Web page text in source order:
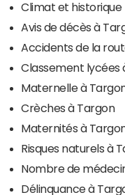
Climat et
Avis de décès à
Accidents de la
Classement lycées
Maternelle à
Crèches à Targon
Maternités à
Risques naturels à
Nombre de
Délinquance à